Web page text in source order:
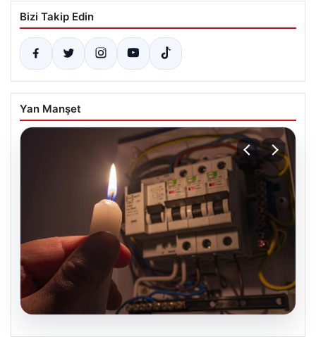
Bizi Takip Edin
Yan Manşet
09.08.2026